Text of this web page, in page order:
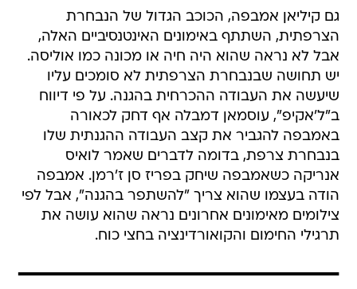
גם קיליאן אמבפה, הכוכב הגדול של הנבחרת
הצרפתית, השתתף באימונים האינטנסיביים האלה,
אבל לא נראה שהוא היה חיה או מכונה כמו אוליסה.
יש תחושה שבנבחרת הצרפתית לא סומכים עליו
שיעשה את העבודה ההכרחית בהגנה. על פי דיווח
ב"ל'אקיפ", עוסמאן דמבלה אף דחק לכאורה
באמבפה להגביר את קצב העבודה ההגנתית שלו
בנבחרת צרפת, בדומה לדברים שאמר לואיס
אנריקה כשאמבפה שיחק בפריז סן ז'רמן. אמבפה
הודה בעצמו שהוא צריך "להשתפר בהגנה", אבל לפי
צילומים מאימונים אחרונים נראה שהוא עושה את
תרגילי החימום והקואורדינציה בחצי כוח.